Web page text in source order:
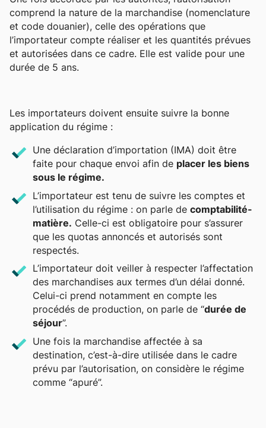
comprend la nature de la marchandise (nomenclature
et code douanier), celle des opérations que
l’importateur compte réaliser et les quantités prévues
et autorisées dans ce cadre. Elle est valide pour une
durée de 5 ans.
Les importateurs doivent ensuite suivre la bonne
application du régime :
Une déclaration d’importation (IMA) doit être
faite pour chaque envoi afin de placer les biens
sous le régime.
L’importateur est tenu de suivre les comptes et
l’utilisation du régime : on parle decomptabilité-
matière. Celle-ci est obligatoire pour s’assurer
que les quotas annoncés et autorisés sont
respectés.
L’importateur doit veiller à respecter l’affectation
des marchandises aux termes d’un délai donné.
Celui-ci prend notamment en compte les
procédés de production, on parle de “durée de
séjour”.
Une fois la marchandise affectée à sa
destination, c’est-à-dire utilisée dans le cadre
prévu par l’autorisation, on considère le régime
comme “apuré”.